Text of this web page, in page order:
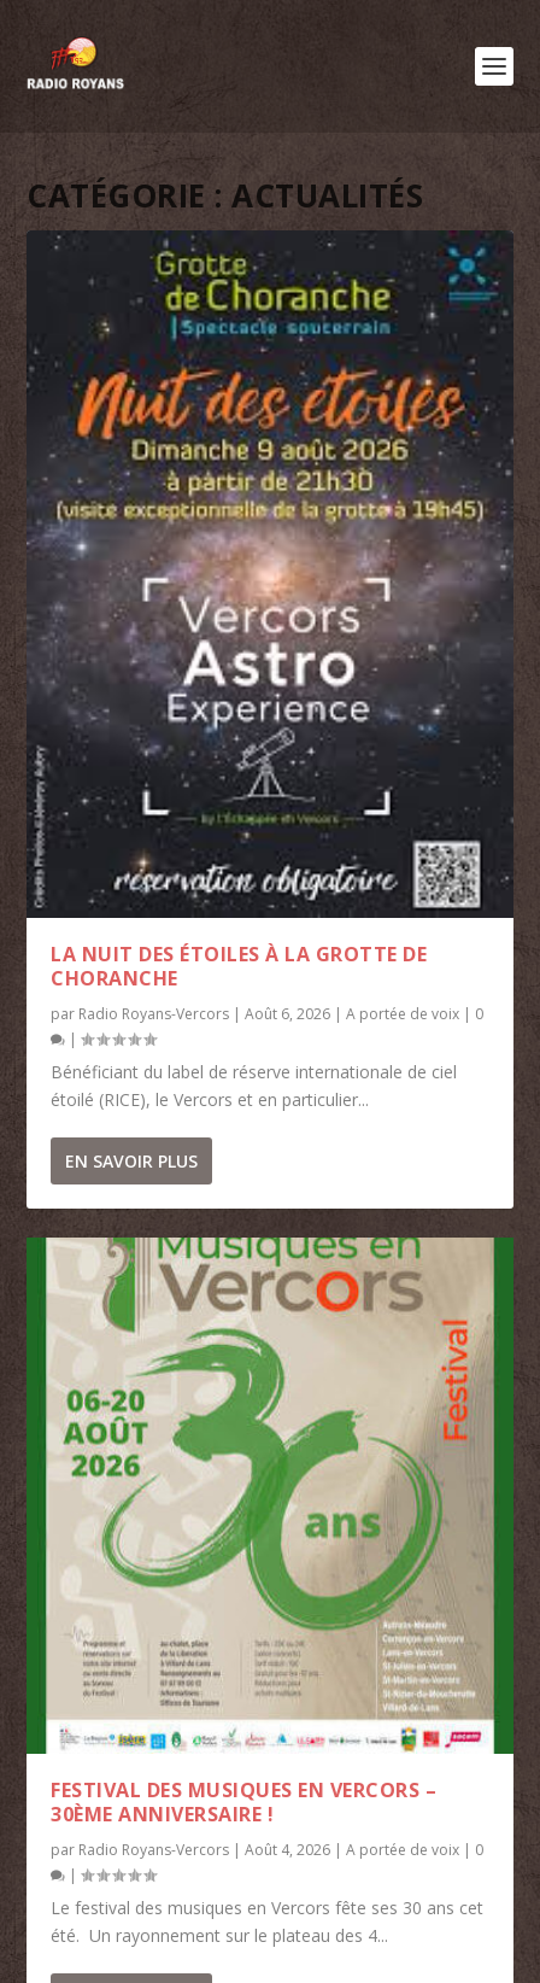
CATÉGORIE :ACTUALITÉS
LA NUIT DES ÉTOILES À LA GROTTE DE
CHORANCHE
par Radio Royans-Vercors |Août 6, 2026 |A portée de voix | 0
|
Bénéficiant du label de réserve internationale de ciel
étoilé (RICE), le Vercors et en particulier...
EN SAVOIR PLUS
FESTIVAL DES MUSIQUES EN VERCORS –
30ÈME ANNIVERSAIRE !
par Radio Royans-Vercors |Août 4, 2026 |A portée de voix | 0
|
Le festival des musiques en Vercors fête ses 30 ans cet
été. Un rayonnement sur le plateau des 4...